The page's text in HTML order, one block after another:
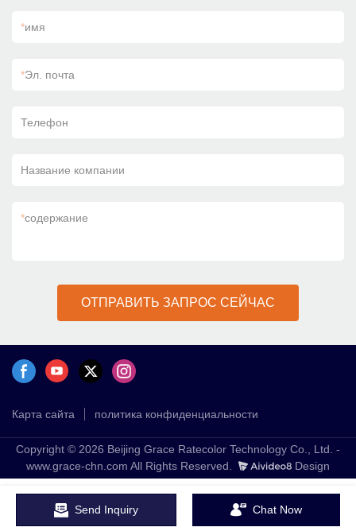
*имя
*Эл. почта
Телефон
Название компании
*содержание
ОТПРАВИТЬ ЗАПРОС СЕЙЧАС
Карта сайта политика конфиденциальности
Copyright © 2026 Beijing Grace Ratecolor Technology Co., Ltd. -
www.grace-chn.com All Rights Reserved.
Design
Send Inquiry Chat Now